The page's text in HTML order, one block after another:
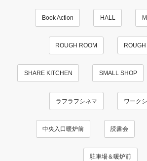
Book Action HALL
ROUGH ROOM
SHARE KITCHEN SMALL SHOP
ラフラフシネマ ワーク
中央入口暖炉前 読書会
駐車場＆暖炉前